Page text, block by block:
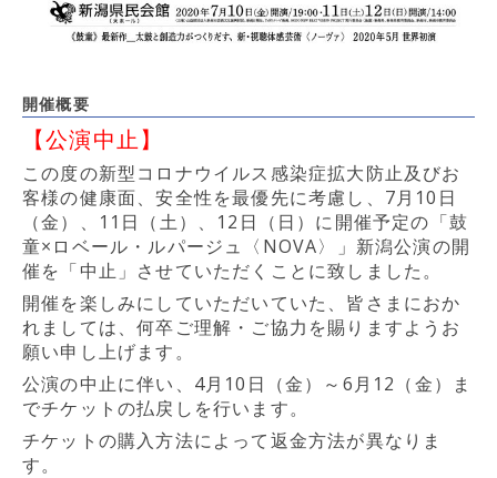
開催概要
【公演中止】
この度の新型コロナウイルス感染症拡大防止及びお
客様の健康面、安全性を最優先に考慮し、7月10日
（金）、11日（土）、12日（日）に開催予定の「鼓
童×ロベール・ルパージュ〈NOVA〉」新潟公演の開
催を「中止」させていただくことに致しました。
開催を楽しみにしていただいていた、皆さまにおか
れましては、何卒ご理解・ご協力を賜りますようお
願い申し上げます。
公演の中止に伴い、4月10日（金）～6月12（金）ま
でチケットの払戻しを行います。
チケットの購入方法によって返金方法が異なりま
す。